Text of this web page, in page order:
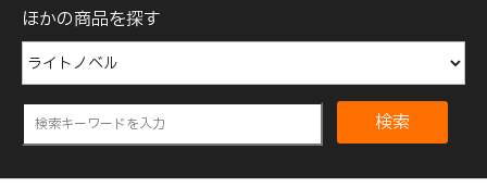
ほかの商品を探す
検索